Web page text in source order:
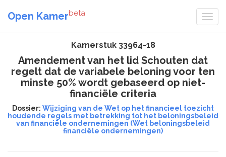
Open Kamerbeta
Kamerstuk 33964-18
Amendement van het lid Schouten dat
regelt dat de variabele beloning voor ten
minste 50% wordt gebaseerd op niet-
financiële criteria
Dossier: Wijziging van de Wet op het financieel toezicht
houdende regels met betrekking tot het beloningsbeleid
van financiële ondernemingen (Wet beloningsbeleid
financiële ondernemingen)